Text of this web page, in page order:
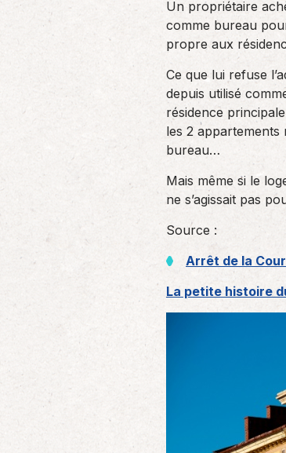
un nouvel associé…
Accompagnement des
En tant qu’employeur, vous êtes soumis
à des obligations et à une légalisation
Un propriétaire
comme bureau
propre aux
Ce que lui refuse
depuis utilisé
résidence
les 2 appartements
bureau…
Mais même si le
ne s’agissait pas
Source :
Arrêt de la
La petite histoire